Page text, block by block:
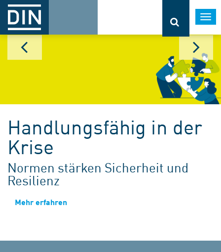
Handlungsfähig in der
Krise
Normen stärken Sicherheit und
Resilienz
Mehr erfahren